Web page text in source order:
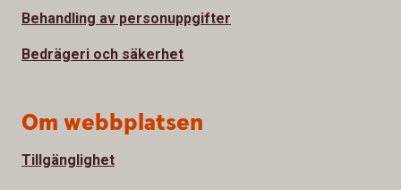
Behandling av personuppgifter
Bedrägeri och säkerhet
Om webbplatsen
Tillgänglighet